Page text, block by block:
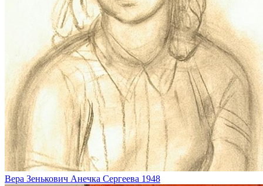
Вера Зенькович Анечка Сергеева 1948